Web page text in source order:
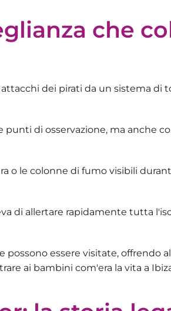
che
attacchi dei pirati da un sistema di
di osservazione, ma anche
o le colonne di fumo visibili
di allertare rapidamente tutta
essere visitate, offrendo
ai bambini com'era la vita a